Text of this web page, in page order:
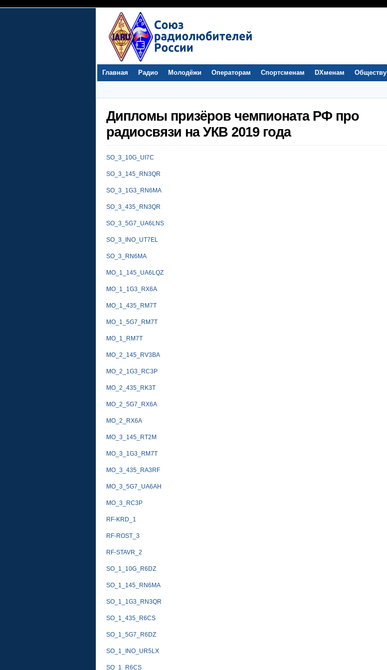
Главная Радио Молодёжи Операторам Спортсменам DXменам Обществу
Дипломы призёров чемпионата РФ про
радиосвязи на УКВ 2019 года
SO_3_10G_UI7C
SO_3_145_RN3QR
SO_3_1G3_RN6MA
SO_3_435_RN3QR
SO_3_5G7_UA6LNS
SO_3_INO_UT7EL
SO_3_RN6MA
MO_1_145_UA6LQZ
MO_1_1G3_RX6A
MO_1_435_RM7T
MO_1_5G7_RM7T
MO_1_RM7T
MO_2_145_RV3BA
MO_2_1G3_RC3P
MO_2_435_RK3T
MO_2_5G7_RX6A
MO_2_RX6A
MO_3_145_RT2M
MO_3_1G3_RM7T
MO_3_435_RA3RF
MO_3_5G7_UA6AH
MO_3_RC3P
RF-KRD_1
RF-ROST_3
RF-STAVR_2
SO_1_10G_R6DZ
SO_1_145_RN6MA
SO_1_1G3_RN3QR
SO_1_435_R6CS
SO_1_5G7_R6DZ
SO_1_INO_UR5LX
SO_1_R6CS